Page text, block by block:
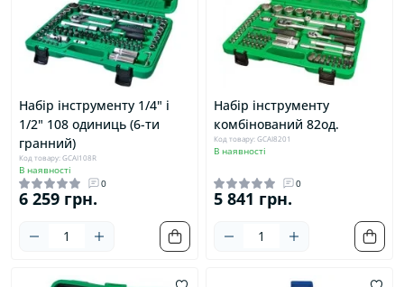
Набір інструменту 1/4" і
1/2" 108 одиниць (6-ти
гранний)
Код товару: GCAI108R
В наявності
0
6 259 грн.
Набір інструменту
комбінований 82од.
Код товару: GCAI8201
В наявності
0
5 841 грн.